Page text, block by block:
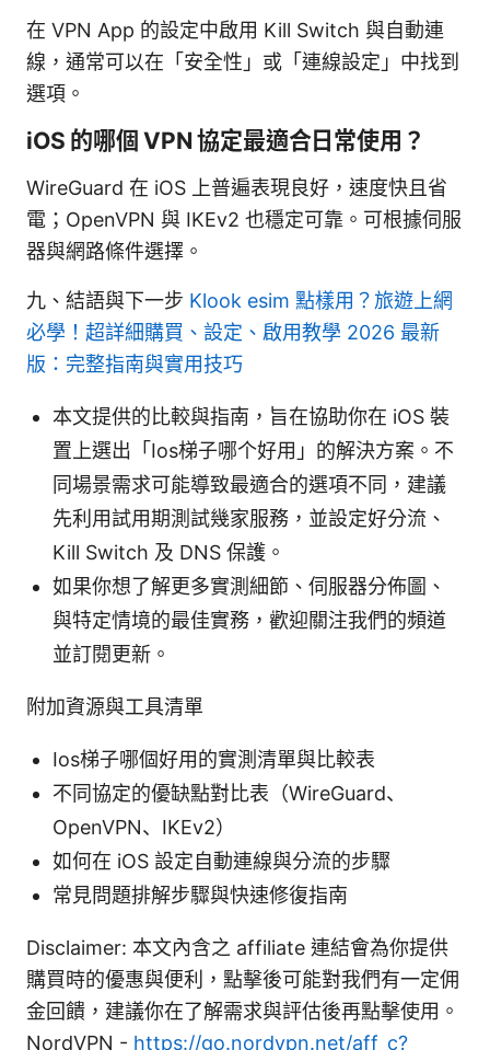
在 VPN App 的設定中啟用 Kill Switch 與自動連
線，通常可以在「安全性」或「連線設定」中找到
選項。
iOS 的哪個 VPN 協定最適合日常使用？
WireGuard 在 iOS 上普遍表現良好，速度快且省
電；OpenVPN 與 IKEv2 也穩定可靠。可根據伺服
器與網路條件選擇。
九、結語與下一步 Klook esim 點樣用？旅遊上網
必學！超詳細購買、設定、啟用教學 2026 最新
版：完整指南與實用技巧
本文提供的比較與指南，旨在協助你在 iOS 裝
置上選出「Ios梯子哪个好用」的解決方案。不
同場景需求可能導致最適合的選項不同，建議
先利用試用期測試幾家服務，並設定好分流、
Kill Switch 及 DNS 保護。
如果你想了解更多實測細節、伺服器分佈圖、
與特定情境的最佳實務，歡迎關注我們的頻道
並訂閱更新。
附加資源與工具清單
Ios梯子哪個好用的實測清單與比較表
不同協定的優缺點對比表（WireGuard、
OpenVPN、IKEv2）
如何在 iOS 設定自動連線與分流的步驟
常見問題排解步驟與快速修復指南
Disclaimer: 本文內含之 affiliate 連結會為你提供
購買時的優惠與便利，點擊後可能對我們有一定佣
金回饋，建議你在了解需求與評估後再點擊使用。
NordVPN - https://go.nordvpn.net/aff_c?